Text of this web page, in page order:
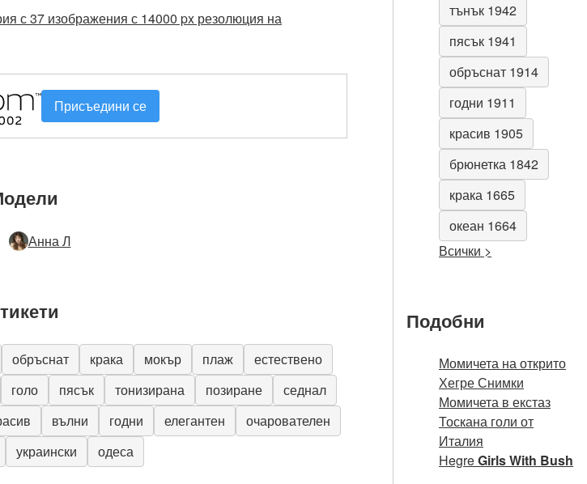
с 37 изображения с 14000 px резолюция на
Присъедини се
Анна Л
обръснат крака мокър плаж
естествено
голо пясък тонизирана позиране
седнал
вълни годни елегантен
очарователен
украински одеса
тънък 1942
пясък 1941
обръснат 1914
годни 1911
красив 1905
брюнетка 1842
крака 1665
океан 1664
Всички >
Подобни
Момичета на открито
Хегре Снимки
Момичета в екстаз
Тоскана голи от
Италия
HegreGirls With Bush